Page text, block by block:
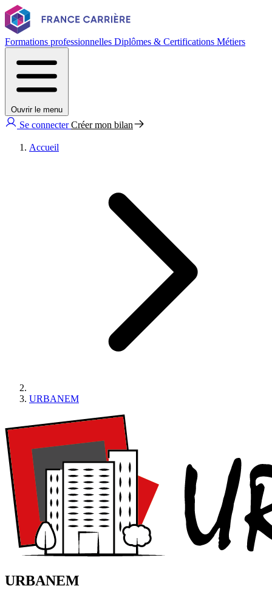
Formations professionnelles Diplômes & Certifications Métiers
Ouvrir le menu
Se connecterCréer mon bilan
Accueil
URBANEM
URBANEM